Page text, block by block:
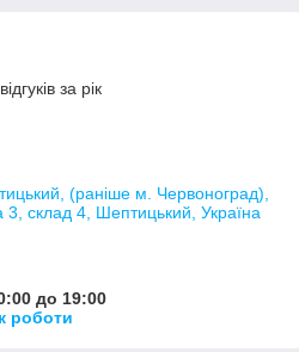
за рік
(раніше м. Червоноград),
3, склад 4, Шептицький, Україна
до 19:00
роботи